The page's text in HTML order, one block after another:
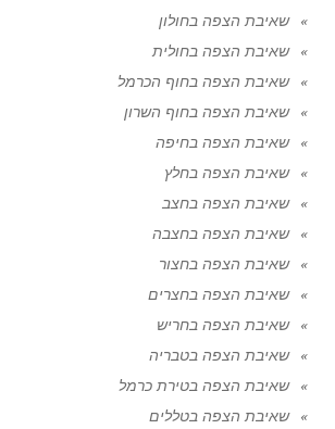
שאיבת הצפה בחולון
שאיבת הצפה בחולית
שאיבת הצפה בחוף הכרמל
שאיבת הצפה בחוף השרון
שאיבת הצפה בחיפה
שאיבת הצפה בחלץ
שאיבת הצפה בחצב
שאיבת הצפה בחצבה
שאיבת הצפה בחצור
שאיבת הצפה בחצרים
שאיבת הצפה בחריש
שאיבת הצפה בטבריה
שאיבת הצפה בטירת כרמל
שאיבת הצפה בטללים